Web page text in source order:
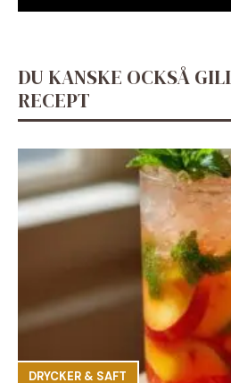
DU KANSKE OCKSÅ
RECEPT
DRYCKER & SAFT